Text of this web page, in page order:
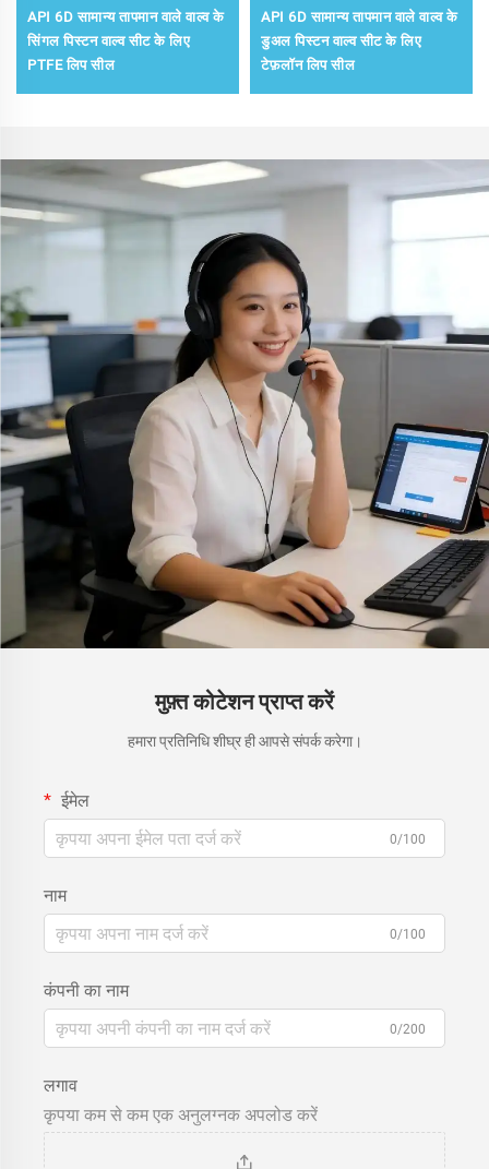
API 6D सामान्य तापमान वाले वाल्व के
सिंगल पिस्टन वाल्व सीट के लिए
PTFE लिप सील
API 6D सामान्य तापमान वाले वाल्व के
डुअल पिस्टन वाल्व सीट के लिए
टेफ़लॉन लिप सील
मुफ़्त कोटेशन प्राप्त करें
हमारा प्रतिनिधि शीघ्र ही आपसे संपर्क करेगा।
ईमेल
0/100
नाम
0/100
कंपनी का नाम
0/200
लगाव
कृपया कम से कम एक अनुलग्नक अपलोड करें